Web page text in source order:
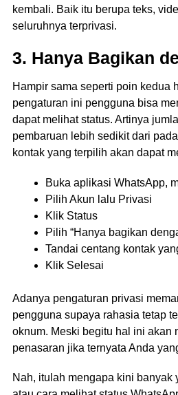
kembali. Baik itu berupa teks,
seluruhnya terprivasi.
3. Hanya Bagikan
Hampir sama seperti poin kedua
pengaturan ini pengguna bisa
dapat melihat status. Artinya
pembaruan lebih sedikit dari
kontak yang terpilih akan dapat
Buka aplikasi WhatsApp,
Pilih Akun lalu Privasi
Klik Status
Pilih “Hanya bagikan
Tandai centang kontak
Klik Selesai
Adanya pengaturan privasi
pengguna supaya rahasia tetap
oknum. Meski begitu hal ini akan
penasaran jika ternyata Anda
Nah, itulah mengapa kini banyak